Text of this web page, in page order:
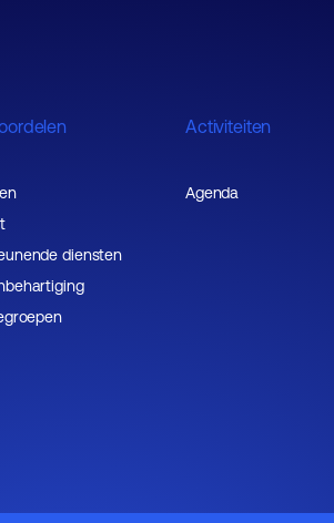
diensten
Activiteiten
Agenda